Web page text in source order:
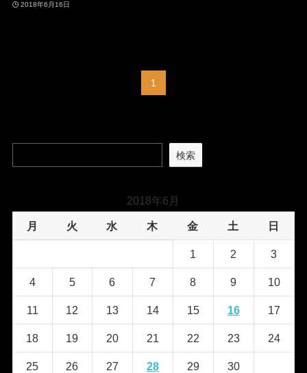
2018年6月16日
1
検索
2018年6月
月 火 水 木 金 土 日
1 2 3
4 5 6 7 8 9 10
11 12 13 14 15 16 17
18 19 20 21 22 23 24
25 26 27 28 29 30